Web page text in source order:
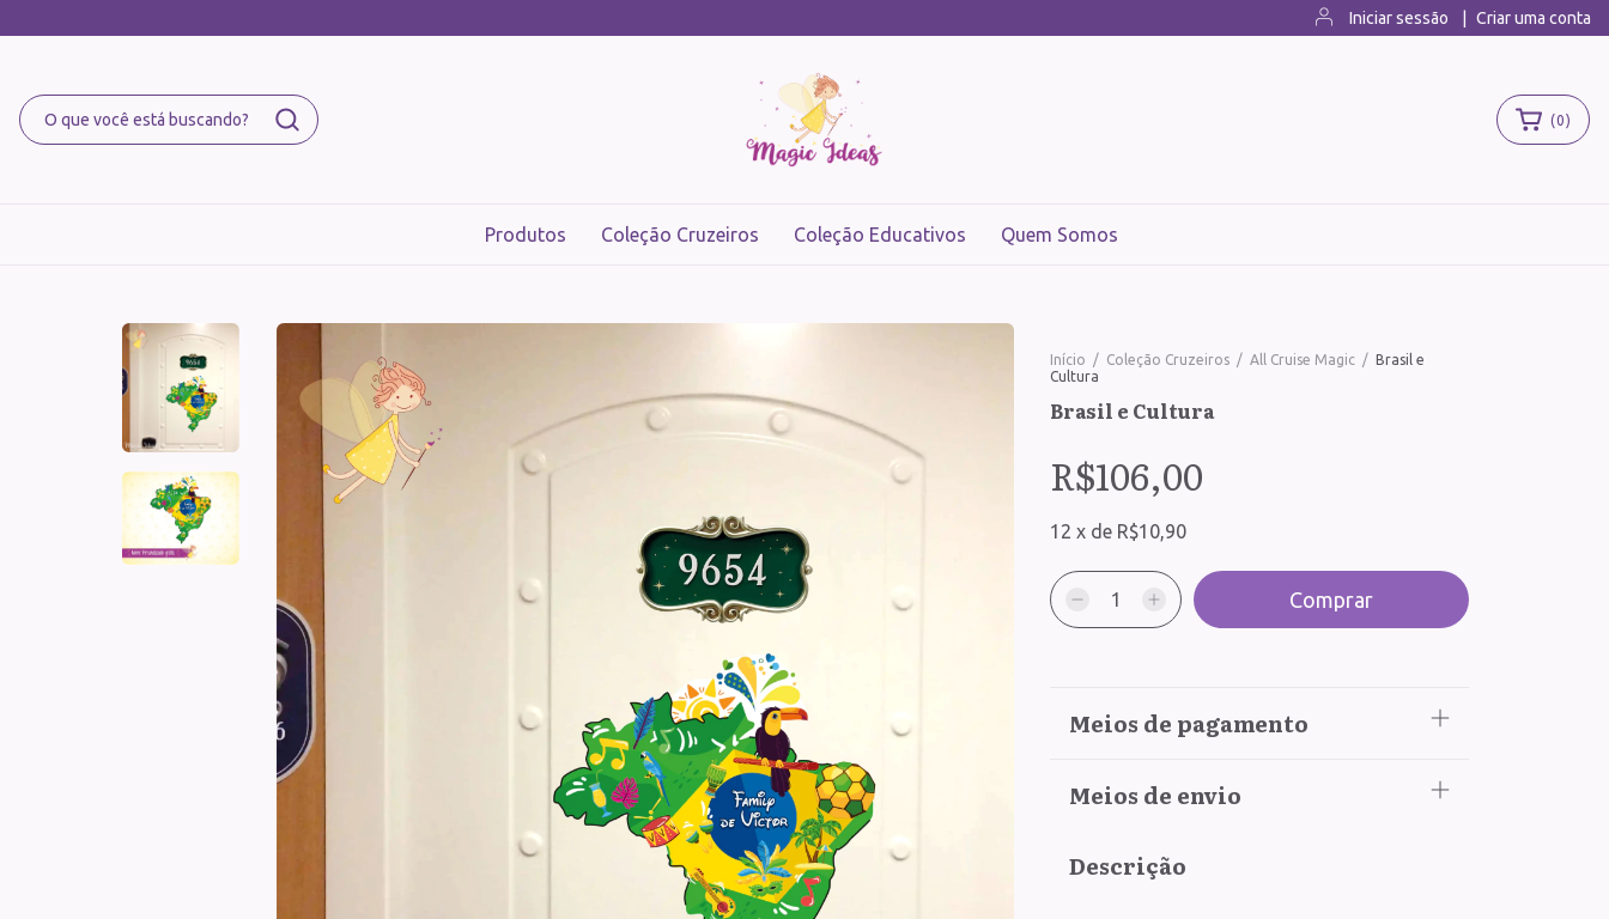
Iniciar sessão Criar uma conta
(0)
Produtos Coleção Cruzeiros Coleção Educativos Quem Somos
Início / Coleção Cruzeiros / All Cruise Magic / Brasil e
Cultura
Brasil e Cultura
R$106,00
12 x de R$10,90
Meios de pagamento
Meios de envio
Descrição